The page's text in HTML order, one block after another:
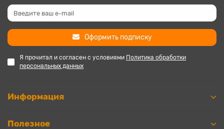
Оформить подписку
Я прочитал и согласен с условиями Политика обработки
персональных данных
Информация
Полезное